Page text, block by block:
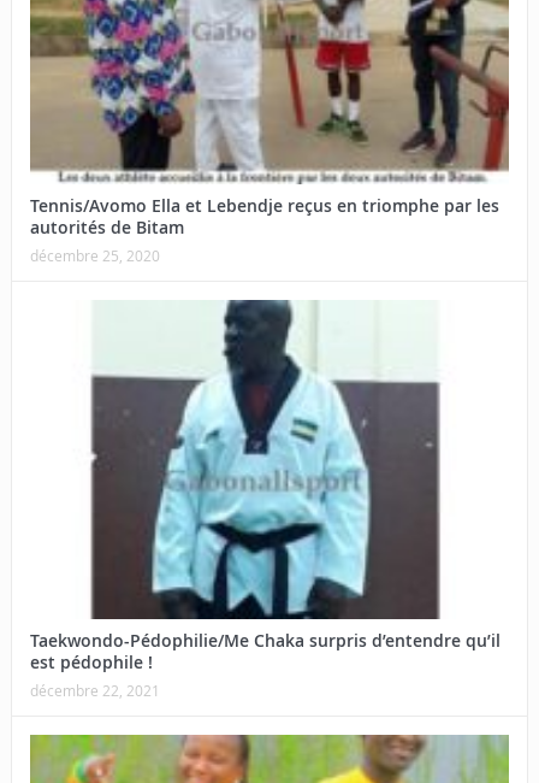
Tennis/Avomo Ella et Lebendje reçus en triomphe par les
autorités de Bitam
décembre 25, 2020
Taekwondo-Pédophilie/Me Chaka surpris d’entendre qu’il
est pédophile !
décembre 22, 2021